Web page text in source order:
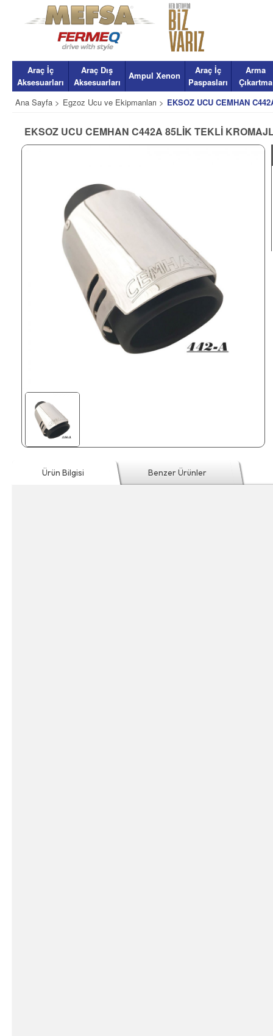
Araç İç
Aksesuarları
Araç Dış
Aksesuarları
Ampul Xenon
Araç İç
Paspasları
Arma
Çıkartma
Ana Sayfa > Egzoz Ucu ve Ekipmanları > EKSOZ UCU CEMHAN
EKSOZ UCU CEMHAN C442A 85LİK TEKLİ
Ürün Bilgisi Benzer Ürünler